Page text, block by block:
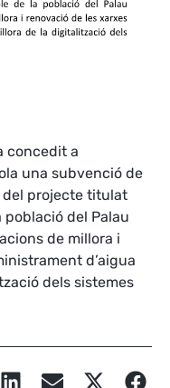
concedit a
una subvenció de
del projecte titulat
població del Palau
de millora i
d’aigua
dels sistemes